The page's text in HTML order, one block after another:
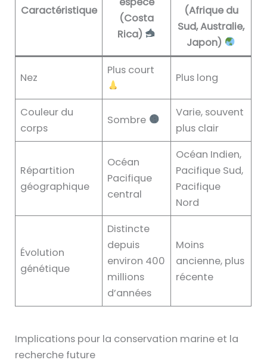
Caractéristique
(Costa
Rica)
(Afrique du
Sud, Australie,
Japon)
Nez
Plus court
Plus long
Couleur du
corps
Sombre
Varie, souvent
plus clair
Répartition
géographique
Océan
Pacifique
central
Océan Indien,
Pacifique Sud,
Pacifique
Nord
Évolution
génétique
Distincte
depuis
environ 400
millions
d’années
Moins
ancienne, plus
récente
Implications pour la conservation marine et la
recherche future